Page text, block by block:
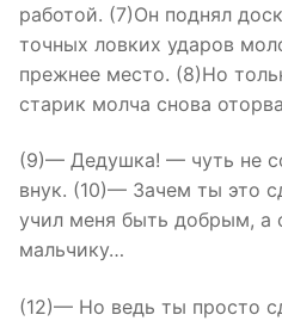
работой. (7)Он поднял
точных ловких ударов
прежнее место. (8)Но
старик молча снова
(9)— Дедушка! — чуть не
внук. (10)— Зачем ты это
учил меня быть добрым, а
мальчику…
(12)— Но ведь ты просто